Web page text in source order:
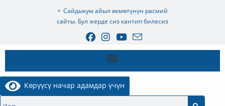
Сайдыкум айыл өкмөтүнүн расмий
сайты. Бул жерде сиз кантип билесиз
Көрүүсү начар адамдар үчүн